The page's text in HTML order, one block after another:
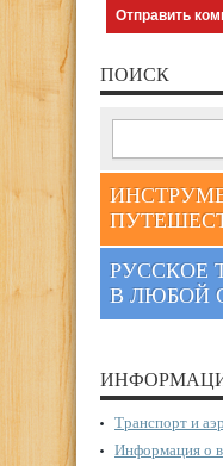
ПОИСК
РУССКОЕ
В ЛЮБОЙ
Транспорт и
Информация о